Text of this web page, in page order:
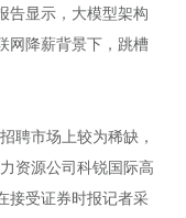
告显示，大模型架构
网降薪背景下，跳槽
聘市场上较为稀缺，
资源公司科锐国际高
接受证券时报记者采